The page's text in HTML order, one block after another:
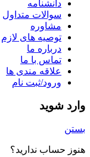
دانشنامه
سوالات متداول
مشاوره
توصیه های لازم
درباره ما
تماس با ما
علاقه مندی ها
ورود/ثبت نام
وارد شوید
بستن
هنوز حساب ندارید؟